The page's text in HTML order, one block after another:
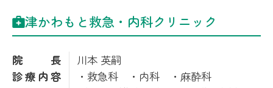
津かわもと救急・内科クリニック
院長
川本 英嗣
診療内容
・救急科 ・内科 ・麻酔科